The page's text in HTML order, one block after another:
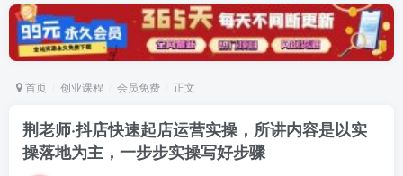
首页 创业课程 会员免费 正文
荆老师·抖店快速起店运营实操，​所讲内容是以实
操落地为主，一步步实操写好步骤